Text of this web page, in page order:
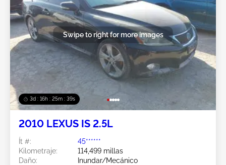
3d : 16h : 25m : 37s
Swipe to right for more images
2010 LEXUS IS 2.5L
Ít #:
45******
Kilometraje:
114,499 millas
Daño:
Inundar/Mecánico